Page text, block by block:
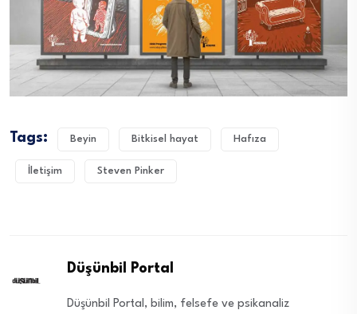
Tags: Beyin Bitkisel hayat Hafıza
İletişim Steven Pinker
Düşünbil Portal
Düşünbil Portal, bilim, felsefe ve psikanaliz